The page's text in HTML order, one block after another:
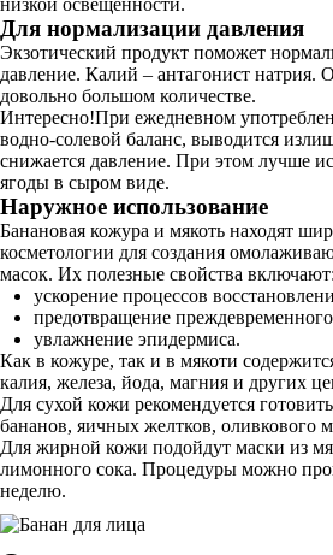
низкой освещенности.
Для нормализации давления
Экзотический продукт поможет
давление. Калий – антагонист натрия.
довольно большом количестве.
Интересно!При ежедневном
водно-солевой баланс, выводится
снижается давление. При этом лучше
ягоды в сыром виде.
Наружное использование
Банановая кожура и мякоть находят
косметологии для создания
масок. Их полезные свойства включают:
ускорение процессов
предотвращение преждевременного
увлажнение эпидермиса.
Как в кожуре, так и в мякоти
калия, железа, йода, магния и других
Для сухой кожи рекомендуется
бананов, яичных желтков, оливкового
Для жирной кожи подойдут маски из
лимонного сока. Процедуры можно
неделю.